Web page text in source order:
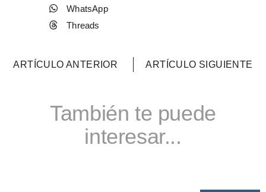
WhatsApp
Threads
ARTÍCULO ANTERIOR ARTÍCULO SIGUIENTE
También te puede
interesar...